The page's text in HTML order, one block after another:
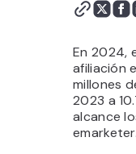
En 2024,
afiliación
millones
2023 a
alcance